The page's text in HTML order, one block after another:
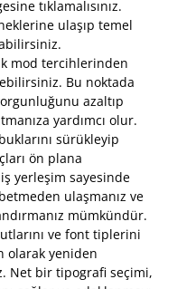
tıklamalısınız.
ulaşıp temel
mod tercihlerinden
Bu noktada
azaltıp
yardımcı olur.
sürükleyip
ön plana
yerleşim sayesinde
ulaşmanız ve
mümkündür.
ve font tiplerini
olarak yeniden
Net bir tipografi seçimi,